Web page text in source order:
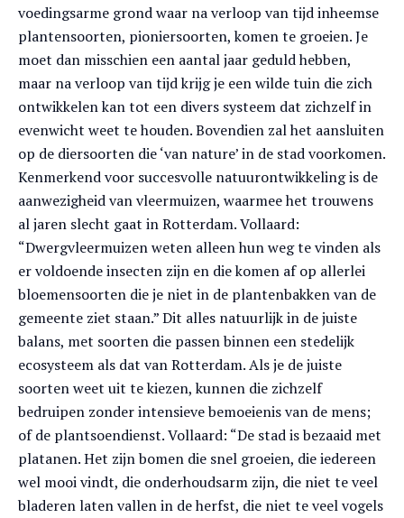
voedingsarme grond waar na verloop van tijd inheemse
plantensoorten, pioniersoorten, komen te groeien. Je
moet dan misschien een aantal jaar geduld hebben,
maar na verloop van tijd krijg je een wilde tuin die zich
ontwikkelen kan tot een divers systeem dat zichzelf in
evenwicht weet te houden. Bovendien zal het aansluiten
op de diersoorten die ‘van nature’ in de stad voorkomen.
Kenmerkend voor succesvolle natuurontwikkeling is de
aanwezigheid van vleermuizen, waarmee het trouwens
al jaren slecht gaat in Rotterdam. Vollaard:
“Dwergvleermuizen weten alleen hun weg te vinden als
er voldoende insecten zijn en die komen af op allerlei
bloemensoorten die je niet in de plantenbakken van de
gemeente ziet staan.” Dit alles natuurlijk in de juiste
balans, met soorten die passen binnen een stedelijk
ecosysteem als dat van Rotterdam. Als je de juiste
soorten weet uit te kiezen, kunnen die zichzelf
bedruipen zonder intensieve bemoeienis van de mens;
of de plantsoendienst. Vollaard: “De stad is bezaaid met
platanen. Het zijn bomen die snel groeien, die iedereen
wel mooi vindt, die onderhoudsarm zijn, die niet te veel
bladeren laten vallen in de herfst, die niet te veel vogels